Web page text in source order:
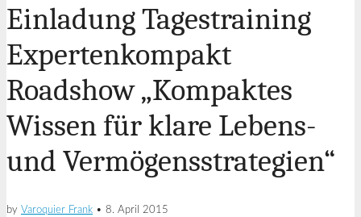
Einladung Tagestraining
Expertenkompakt
Roadshow „Kompaktes
Wissen für klare Lebens-
und Vermögensstrategien“
by Varoquier Frank • 8. April 2015